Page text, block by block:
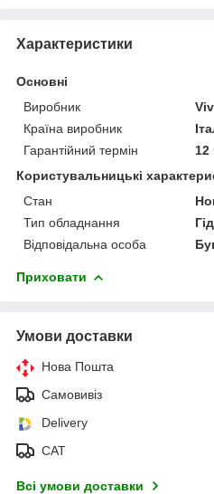
Характеристики
Основні
Виробник
Країна виробник
Гарантійний термін
12
Користувальницькі
Стан
Тип обладнання
Відповідальна особа
Приховати
Умови доставки
Нова Пошта
Самовивіз
Delivery
САТ
Всі умови доставки